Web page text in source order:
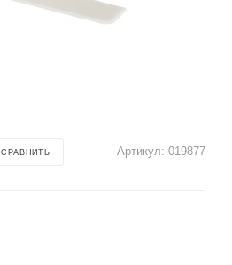
СРАВНИТЬ Артикул: 019877